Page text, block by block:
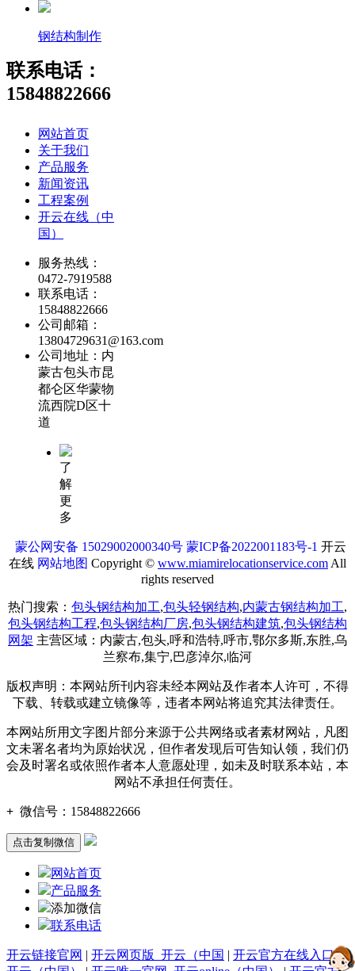
钢结构制作
联系电话：
15848822666
网站首页
关于我们
产品服务
新闻资讯
工程案例
开云在线（中
国）
服务热线：
0472-7919588
联系电话：
15848822666
公司邮箱：
13804729631@163.com
公司地址：内
蒙古包头市昆
都仑区华蒙物
流西院D区十
道
了
解
更
多
蒙公网安备 15029002000340号 蒙ICP备2022001183号-1 开云
在线 网站地图 Copyright © www.miamirelocationservice.comAll
rights reserved
热门搜索： 包头钢结构加工,包头轻钢结构,内蒙古钢结构加工,
包头钢结构工程,包头钢结构厂房,包头钢结构建筑,包头钢结构
网架 主营区域：内蒙古,包头,呼和浩特,呼市,鄂尔多斯,东胜,乌
兰察布,集宁,巴彦淖尔,临河
版权声明：本网站所刊内容未经本网站及作者本人许可，不得
下载、转载或建立镜像等，违者本网站将追究其法律责任。
本网站所用文字图片部分来源于公共网络或者素材网站，凡图
文未署名者均为原始状况，但作者发现后可告知认领，我们仍
会及时署名或依照作者本人意愿处理，如未及时联系本站，本
网站不承担任何责任。
+ 微信号： 15848822666
点击复制微信
网站首页
产品服务
添加微信
联系电话
开云链接官网 | 开云网页版_开云（中国 | 开云官方在线入口_